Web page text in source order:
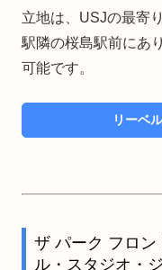
立地は、USJの最寄
駅隣の桜島駅前にあ
可能です。
リーベ
ザ パーク フロ
ル・スタジオ・